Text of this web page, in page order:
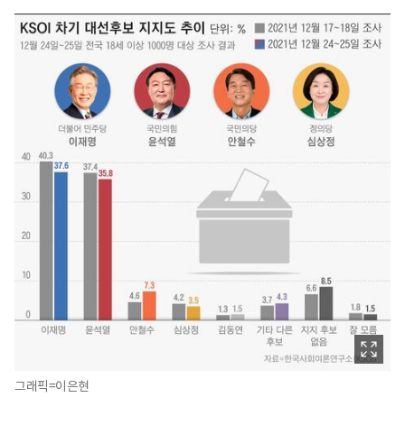
그래픽=이은현